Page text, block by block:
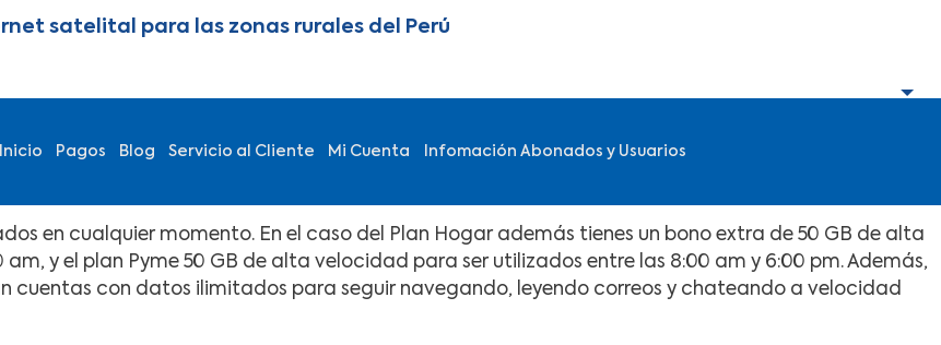
satelital para las zonas rurales del Perú
Main navigation
Inicio Pagos Blog Servicio al Cliente Mi Cuenta Infomación Abonados y Usuarios
en cualquier momento. En el caso del Plan Hogar además tienes un bono extra de 50 GB de alta
y el plan Pyme 50 GB de alta velocidad para ser utilizados entre las 8:00 am y 6:00 pm. Además,
cuentas con datos ilimitados para seguir navegando, leyendo correos y chateando a velocidad